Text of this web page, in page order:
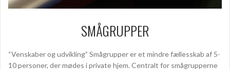
SMÅGRUPPER
“Venskaber og udvikling” Smågrupper er et mindre fællesskab af 5-
10 personer, der mødes i private hjem. Centralt for smågrupperne